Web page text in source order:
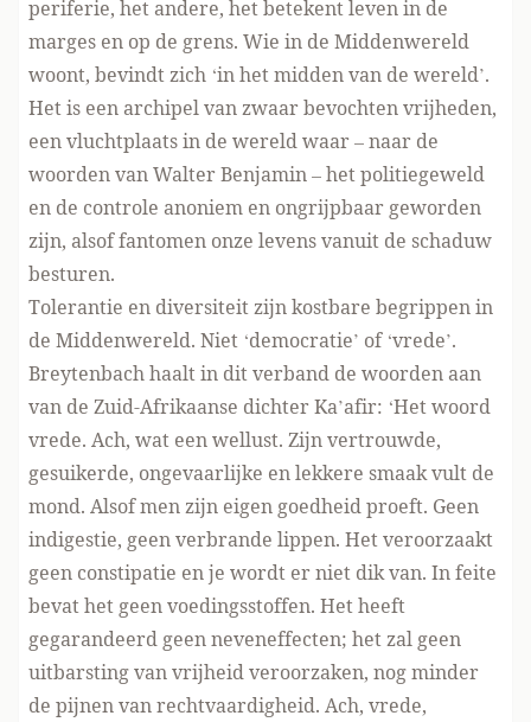
periferie, het andere, het betekent leven in de
marges en op de grens. Wie in de Middenwereld
woont, bevindt zich ‘in het midden van de wereld’.
Het is een archipel van zwaar bevochten vrijheden,
een vluchtplaats in de wereld waar – naar de
woorden van Walter Benjamin – het politiegeweld
en de controle anoniem en ongrijpbaar geworden
zijn, alsof fantomen onze levens vanuit de schaduw
besturen.
Tolerantie en diversiteit zijn kostbare begrippen in
de Middenwereld. Niet ‘democratie’ of ‘vrede’.
Breytenbach haalt in dit verband de woorden aan
van de Zuid-Afrikaanse dichter Ka’afir: ‘Het woord
vrede. Ach, wat een wellust. Zijn vertrouwde,
gesuikerde, ongevaarlijke en lekkere smaak vult de
mond. Alsof men zijn eigen goedheid proeft. Geen
indigestie, geen verbrande lippen. Het veroorzaakt
geen constipatie en je wordt er niet dik van. In feite
bevat het geen voedingsstoffen. Het heeft
gegarandeerd geen neveneffecten; het zal geen
uitbarsting van vrijheid veroorzaken, nog minder
de pijnen van rechtvaardigheid. Ach, vrede,